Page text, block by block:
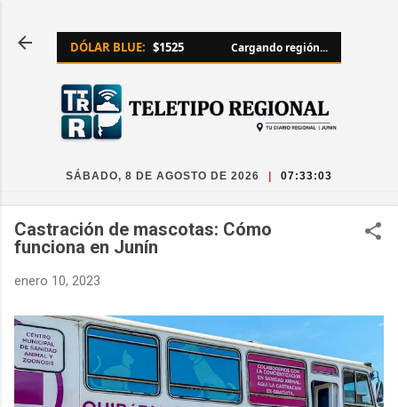
DÓLAR BLUE: $1525 Cargando región...
SÁBADO, 8 DE AGOSTO DE 2026 07:33:03
Castración de mascotas: Cómo
funciona en Junín
enero 10, 2023